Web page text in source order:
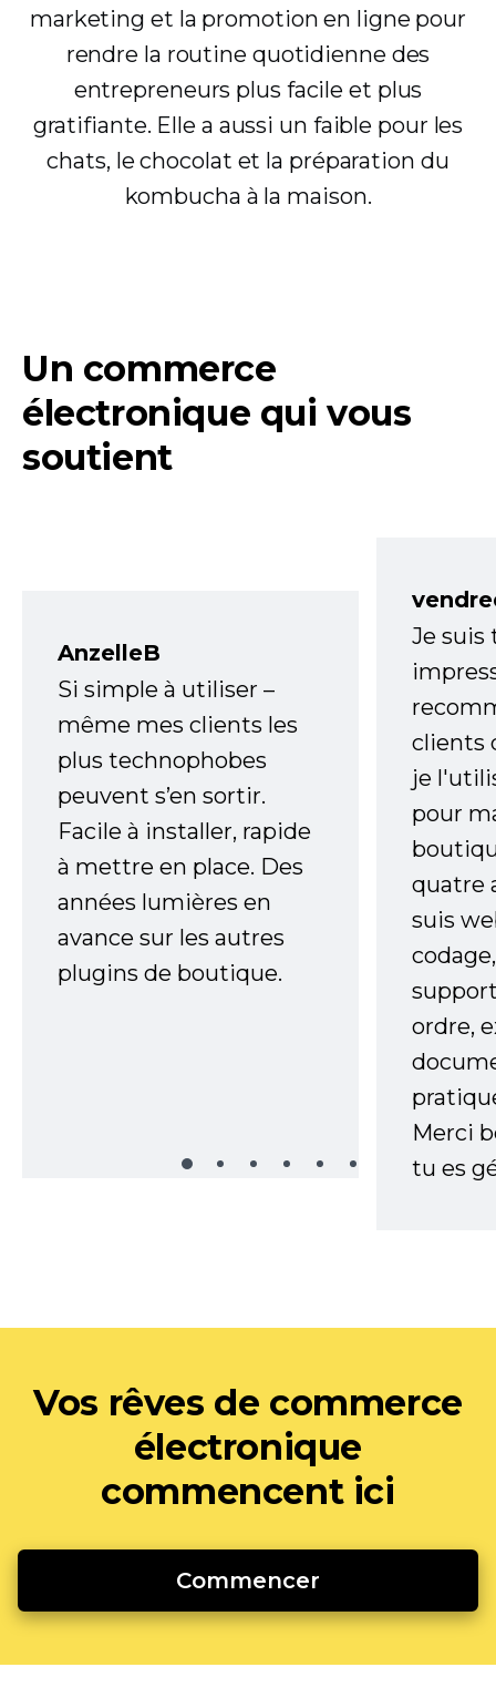
marketing et la promotion en ligne pour
rendre la routine quotidienne des
entrepreneurs plus facile et plus
gratifiante. Elle a aussi un faible pour les
chats, le chocolat et la préparation du
kombucha à la maison.
Un commerce
électronique qui vous
soutient
AnzelleB
Si simple à utiliser –
même mes clients les
plus technophobes
peuvent s’en sortir.
Facile à installer, rapide
à mettre en place. Des
années lumières en
avance sur les autres
plugins de boutique.
Je
clients
je
pour
quatre
suis
ordre,
Merci
tu es
Vos rêves de commerce
électronique
commencent ici
Commencer